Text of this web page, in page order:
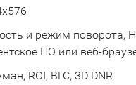
и режим поворота,
ПО или веб-
ROI, BLC, 3D DNR